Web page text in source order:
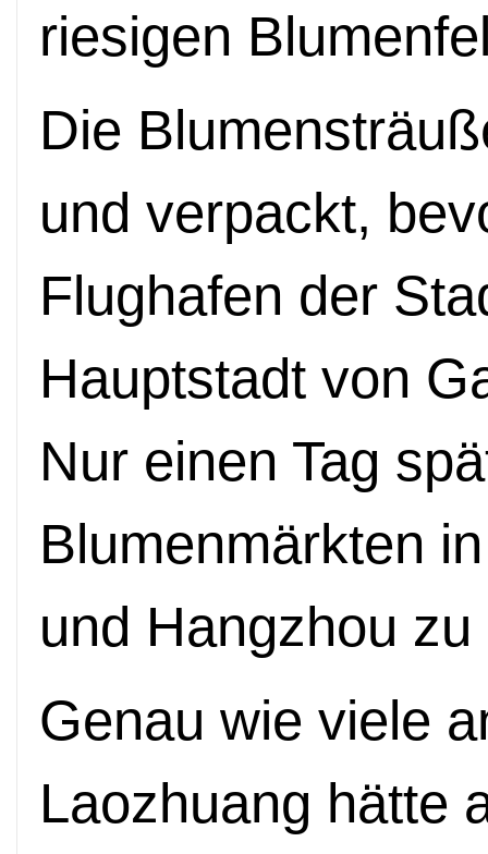
riesigen
Die
und verpackt,
Flughafen der
Hauptstadt von
Nur einen Tag
Blumenmärkten
und Hangzhou
Genau wie viele
Laozhuang hätte